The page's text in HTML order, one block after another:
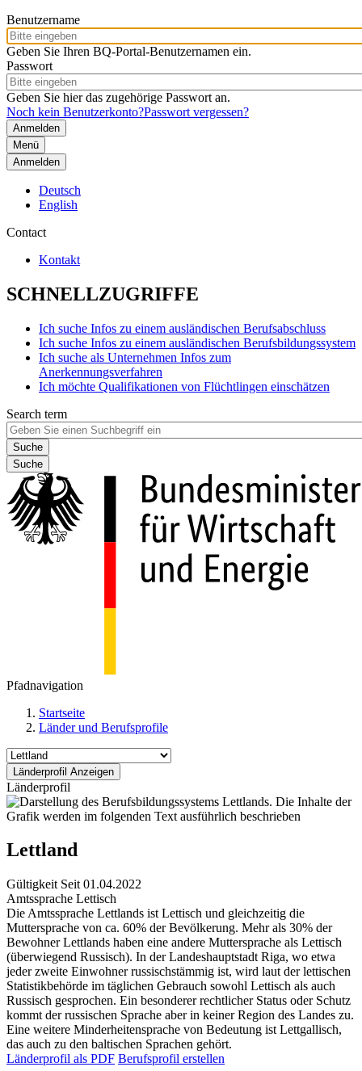
Benutzername
Geben Sie Ihren BQ-Portal-Benutzernamen ein.
Passwort
Geben Sie hier das zugehörige Passwort an.
Noch kein Benutzerkonto?Passwort vergessen?
Menü
Anmelden
Deutsch
English
Contact
Kontakt
SCHNELLZUGRIFFE
Ich suche Infos zu einem ausländischen Berufsabschluss
Ich suche Infos zu einem ausländischen Berufsbildungssystem
Ich suche als Unternehmen Infos zum
Anerkennungsverfahren
Ich möchte Qualifikationen von Flüchtlingen einschätzen
Search term
Suche
Pfadnavigation
Startseite
Länder und Berufsprofile
Länderprofil
Lettland
Gültigkeit Seit 01.04.2022
Amtssprache Lettisch
Die Amtssprache Lettlands ist Lettisch und gleichzeitig die
Muttersprache von ca. 60% der Bevölkerung. Mehr als 30% der
Bewohner Lettlands haben eine andere Muttersprache als Lettisch
(überwiegend Russisch). In der Landeshauptstadt Riga, wo etwa
jeder zweite Einwohner russischstämmig ist, wird laut der lettischen
Statistikbehörde im täglichen Gebrauch sowohl Lettisch als auch
Russisch gesprochen. Ein besonderer rechtlicher Status oder Schutz
kommt der russischen Sprache aber in keiner Region des Landes zu.
Eine weitere Minderheitensprache von Bedeutung ist Lettgallisch,
das auch zu den baltischen Sprachen gehört.
Länderprofil als PDF Berufsprofil erstellen